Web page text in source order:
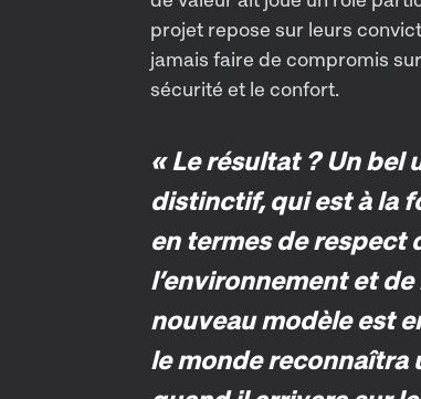
projet repose sur leurs
jamais faire de compromis
sécurité et le confort.
« Le résultat ? Un bel
distinctif, qui est à la
en termes de respect
l’environnement et de
nouveau modèle est
le monde reconnaîtra